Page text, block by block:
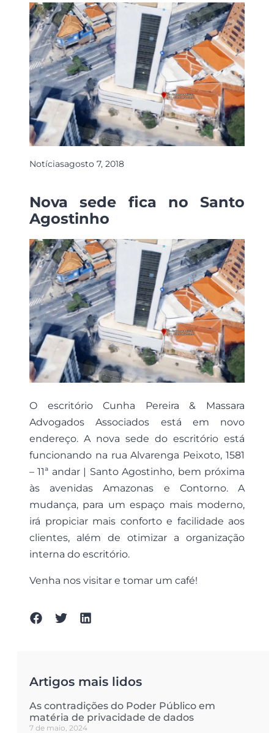
Notíciasagosto 7, 2018
Nova sede fica no Santo
Agostinho
O escritório Cunha Pereira & Massara
Advogados Associados está em novo
endereço. A nova sede do escritório está
funcionando na rua Alvarenga Peixoto, 1581
– 11ª andar | Santo Agostinho, bem próxima
às avenidas Amazonas e Contorno. A
mudança, para um espaço mais moderno,
irá propiciar mais conforto e facilidade aos
clientes, além de otimizar a organização
interna do escritório.
Venha nos visitar e tomar um café!
Artigos mais lidos
As contradições do Poder Público em
matéria de privacidade de dados
7 de maio, 2024